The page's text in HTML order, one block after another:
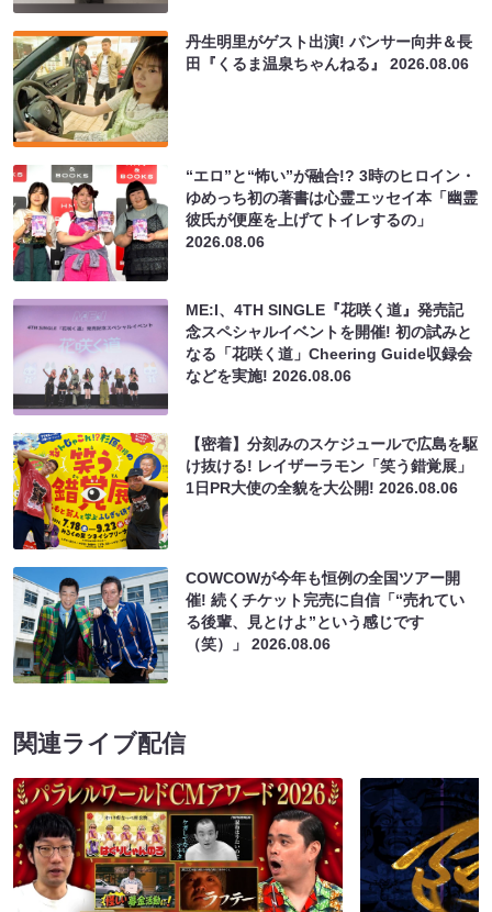
丹生明里がゲスト出演! パンサー向井＆長
田『くるま温泉ちゃんねる』2026.08.06
“エロ”と“怖い”が融合!? 3時のヒロイン・
ゆめっち初の著書は心霊エッセイ本「幽霊
彼氏が便座を上げてトイレするの」
2026.08.06
ME:I、4TH SINGLE『花咲く道』発売記
念スペシャルイベントを開催! 初の試みと
なる「花咲く道」Cheering Guide収録会
などを実施!2026.08.06
【密着】分刻みのスケジュールで広島を駆
け抜ける! レイザーラモン「笑う錯覚展」
1日PR大使の全貌を大公開!2026.08.06
COWCOWが今年も恒例の全国ツアー開
催! 続くチケット完売に自信「“売れてい
る後輩、見とけよ”という感じです
（笑）」2026.08.06
関連ライブ配信